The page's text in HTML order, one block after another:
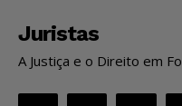
Juristas
A Justiça e o Direito em